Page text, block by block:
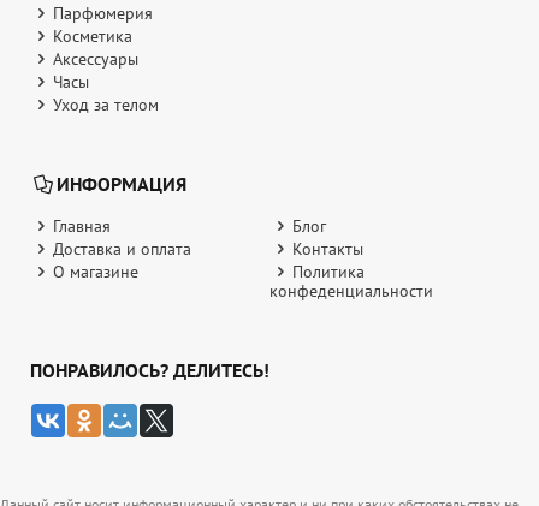
Парфюмерия
Косметика
Аксессуары
Часы
Уход за телом
ИНФОРМАЦИЯ
Главная
Блог
Доставка и оплата
Контакты
О магазине
Политика
конфеденциальности
ПОНРАВИЛОСЬ? ДЕЛИТЕСЬ!